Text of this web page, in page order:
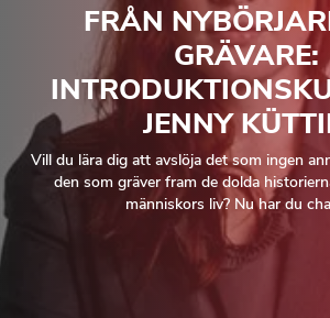
FRÅN
GRÄVARE:
JENNY
Vill du lära dig att avslöja det som ingen
den som gräver fram de dolda
människors liv? Nu har du